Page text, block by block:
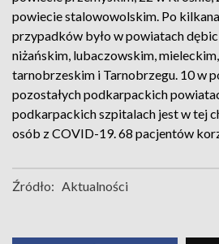
powiecie stalowowolskim. Po
przypadków było w powiatach
niżańskim, lubaczowskim,
tarnobrzeskim i Tarnobrzegu. 10 w
pozostałych podkarpackich
podkarpackich szpitalach jest w tej
osób z COVID-19. 68 pacjentów
Źródło: Aktualności